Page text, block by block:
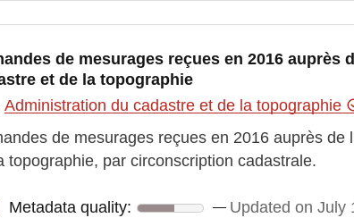
de mesurages reçues en 2016 auprès
et de la topographie
Administration du cadastre et de la topographie
de mesurages reçues en 2016 auprès de
topographie, par circonscription cadastrale.
Metadata quality:
Metadata quality: Updated on July